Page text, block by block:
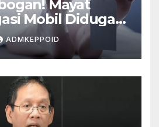
Mayat
Mobil Diduga
Bos Konter
ADMKEPPOID